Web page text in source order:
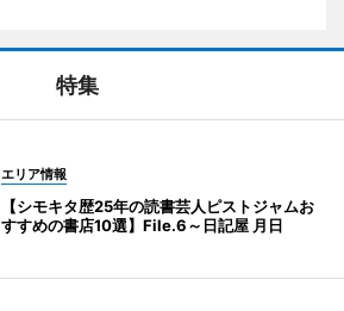
特集
エリア情報
【シモキタ歴25年の読書芸人ピストジャムお
すすめの書店10選】File.6～日記屋 月日